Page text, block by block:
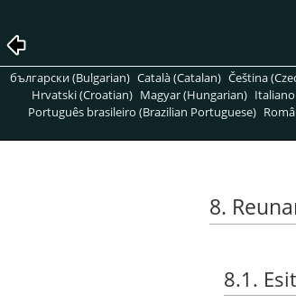
български (Bulgarian) Català (Catalan) Čeština
Hrvatski (Croatian) Magyar (Hungarian)
Português brasileiro (Brazilian Portuguese)
8.
8.1.